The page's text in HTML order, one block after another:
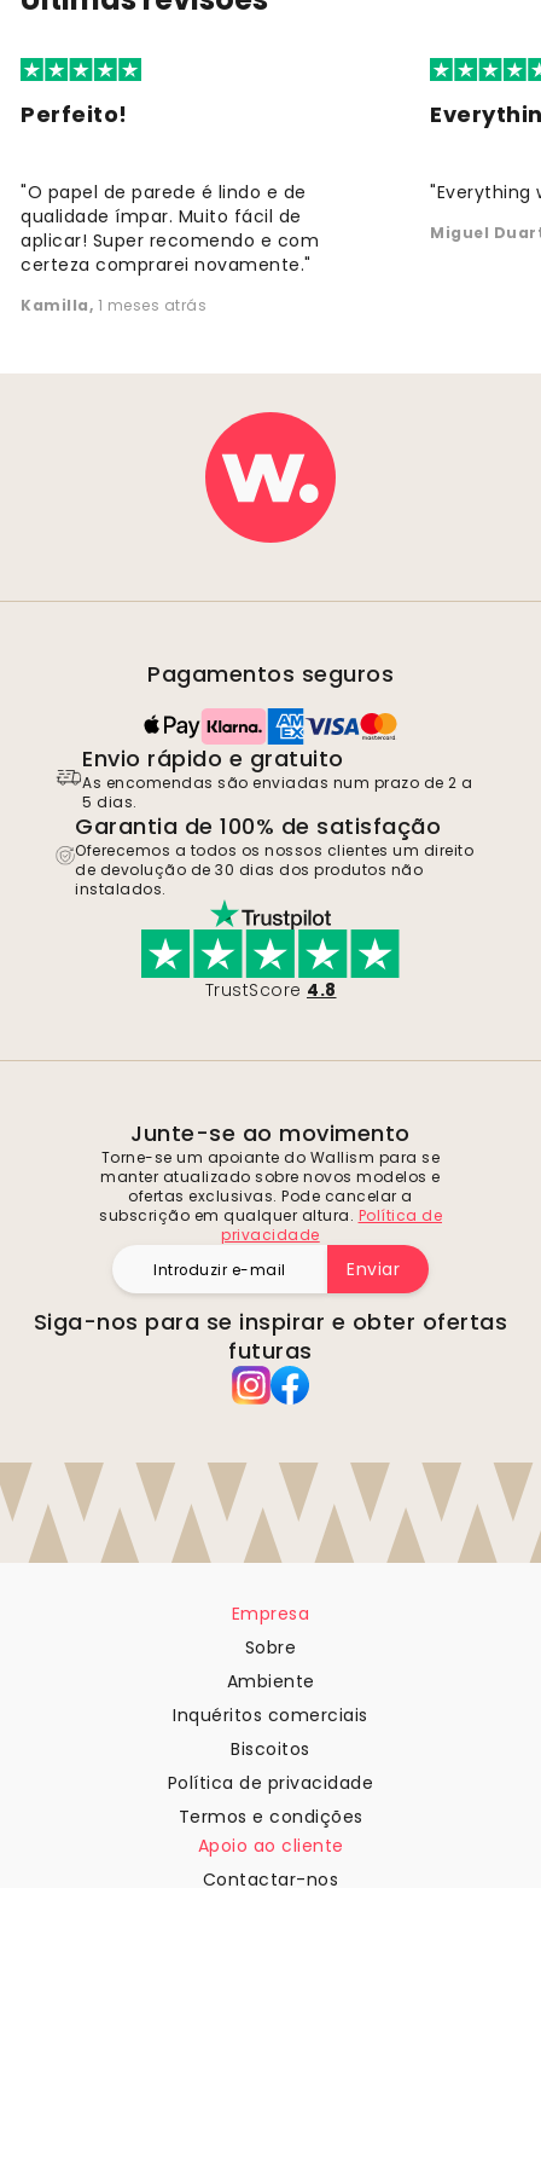
Perfeito!
"O papel de parede é lindo e de
qualidade ímpar. Muito fácil de
aplicar! Super recomendo e com
certeza comprarei novamente."
Kamilla, 1 meses atrás
"Everything
Miguel
Pagamentos seguros
Envio rápido e gratuito
As encomendas são enviadas num prazo de 2 a
5 dias.
Garantia de 100% de satisfação
Oferecemos a todos os nossos clientes um direito
de devolução de 30 dias dos produtos não
instalados.
TrustScore 4.8
Junte-se ao movimento
Torne-se um apoiante do Wallism para se
manter atualizado sobre novos modelos e
ofertas exclusivas. Pode cancelar a
subscrição em qualquer altura. Política de
privacidade
Enviar
Siga-nos para se inspirar e obter ofertas
futuras
Empresa
Sobre
Ambiente
Inquéritos comerciais
Biscoitos
Política de privacidade
Termos e condições
Apoio ao cliente
Contactar-nos